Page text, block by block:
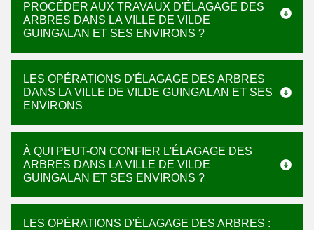
PROCÉDER AUX TRAVAUX D'ÉLAGAGE DES
ARBRES DANS LA VILLE DE VILDE
GUINGALAN ET SES ENVIRONS ?
LES OPÉRATIONS D'ÉLAGAGE DES ARBRES
DANS LA VILLE DE VILDE GUINGALAN ET SES
ENVIRONS
À QUI PEUT-ON CONFIER L'ÉLAGAGE DES
ARBRES DANS LA VILLE DE VILDE
GUINGALAN ET SES ENVIRONS ?
LES OPÉRATIONS D'ÉLAGAGE DES ARBRES :